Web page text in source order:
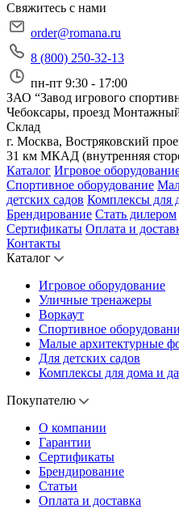
Свяжитесь с нами
order@romana.ru
8 (800) 250-32-13
пн-пт 9:30 - 17:00
ЗАО “Завод игрового
Чебоксары, проезд
Склад
г. Москва, Востряковский
31 км МКАД (внутренняя
Каталог Игровое
Спортивное оборудование
детских садов Комплексы для
Брендирование Стать дилером
Сертификаты Оплата и
Контакты
Каталог
Игровое оборудование
Уличные тренажеры
Воркаут
Спортивное
Малые архитектурные
Для детских садов
Комплексы для дома и
Покупателю
О компании
Гарантии
Сертификаты
Брендирование
Статьи
Оплата и доставка